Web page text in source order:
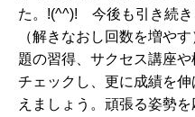
た。!(^^)! 今後も引き続き
（解きなおし回数を増や
題の習得、サクセス講座
チェックし、更に成績を
えましょう。頑張る姿勢を